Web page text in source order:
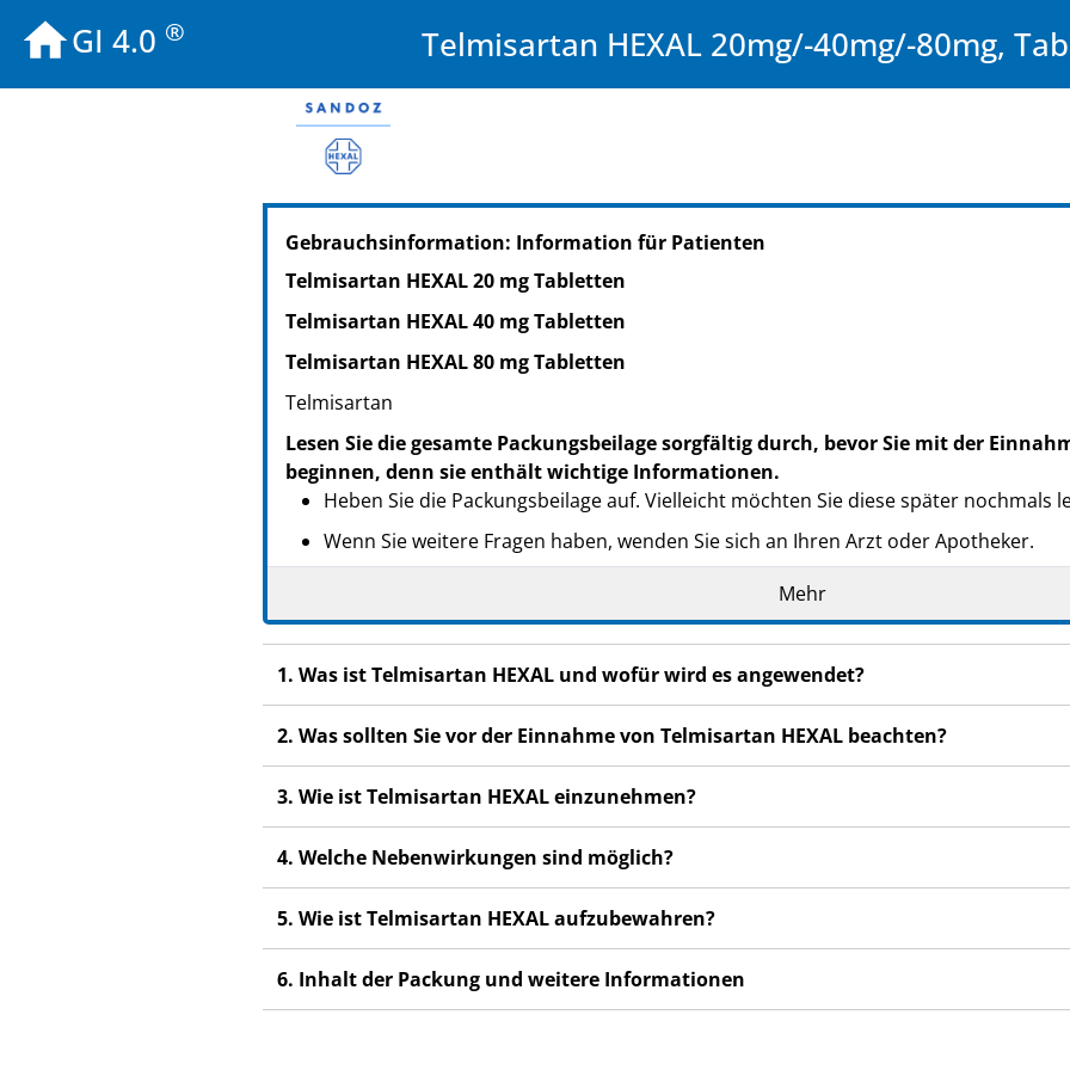
GI 4.0 ® Telmisartan HEXAL 20mg/-40mg/-80mg,
PZN: 08928316
PPN: 110892831605
NTIN: 04150089283163
PPN: 110892832268
NTIN: 04150089283224
PZN: 10014256
PPN: 111001425604
NTIN: 04150100142561
Gebrauchsinformation: Information für Patienten
Telmisartan HEXAL 20 mg Tabletten
Telmisartan HEXAL 40 mg Tabletten
Telmisartan HEXAL 80 mg Tabletten
Telmisartan
Lesen Sie die gesamte Packungsbeilage sorgfältig durch, bevor Sie mit der
beginnen, denn sie enthält wichtige Informationen.
Heben Sie die Packungsbeilage auf. Vielleicht möchten Sie diese später nochmals
Wenn Sie weitere Fragen haben, wenden Sie sich an Ihren Arzt oder Apotheker.
Dieses Arzneimittel wurde Ihnen persönlich verschrieben. Geben Sie es nicht an
Wenn Sie Nebenwirkungen bemerken, wenden Sie sich an Ihren Arzt oder
Nebenwirkungen, die nicht in dieser Packungsbeilage angegeben sind. Siehe
Mehr
1. Was ist Telmisartan HEXAL und wofür wird es angewendet?
2. Was sollten Sie vor der Einnahme von Telmisartan HEXAL beachten?
3. Wie ist Telmisartan HEXAL einzunehmen?
4. Welche Nebenwirkungen sind möglich?
5. Wie ist Telmisartan HEXAL aufzubewahren?
6. Inhalt der Packung und weitere Informationen